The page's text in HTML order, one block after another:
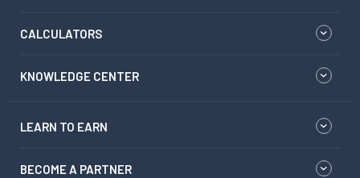
CALCULATORS
KNOWLEDGE CENTER
LEARN TO EARN
BECOME A PARTNER